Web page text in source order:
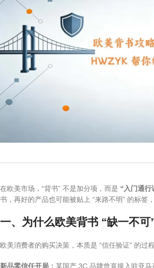
在欧美市场，“背书” 不是加分项，而是 “入门通行
书，再好的产品也可能被贴上 “来路不明” 的标签
一、为什么欧美背书 “缺一不
欧美消费者的购买决策，本质是 “信任验证” 的过
新品零信任开局： 某国产 3C 品牌曾直接入驻亚